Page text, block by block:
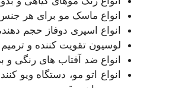
انواع ماسک مو برای هر
انواع اسپری دوفاز حجم
لوسیون تقویت کننده و ترمیم
انواع ضد آفتاب های رنگی و
انواع اتو مو، دستگاه ویو